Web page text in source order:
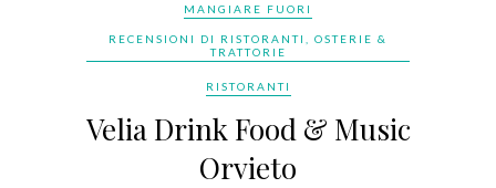
MANGIARE FUORI
RECENSIONI DI RISTORANTI, OSTERIE &
TRATTORIE
RISTORANTI
Velia Drink Food & Music
Orvieto